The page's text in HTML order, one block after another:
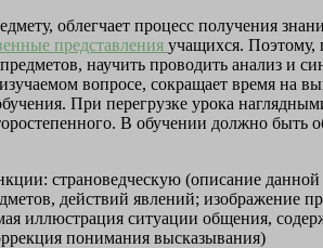
облегчает процесс получения
представления учащихся. Поэтому,
научить проводить анализ и
вопросе, сокращает время на
При перегрузке урока
В обучении должно быть
страноведческую (описание данной
действий явлений; изображение
иллюстрация ситуации общения,
понимания высказывания)